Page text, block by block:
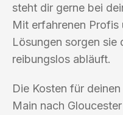
steht dir gerne bei
Mit erfahrenen Profis
Lösungen sorgen sie
reibungslos abläuft.
Die Kosten für
Main nach